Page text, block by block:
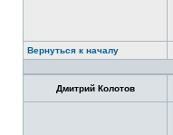
Вернуться к началу
Дмитрий Колотов